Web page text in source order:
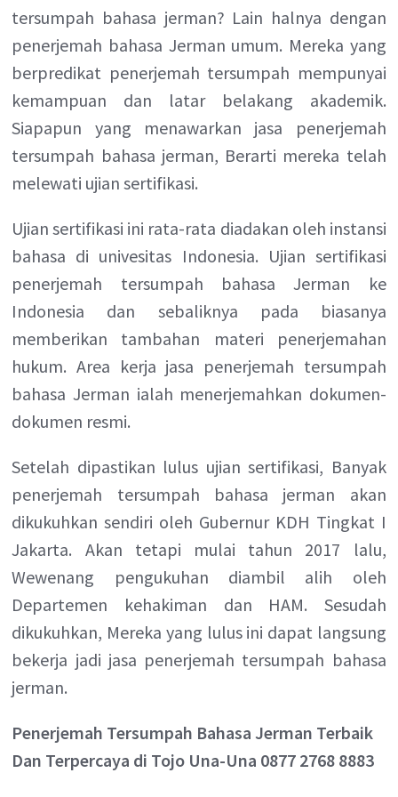
tersumpah bahasa jerman? Lain halnya dengan
penerjemah bahasa Jerman umum. Mereka yang
berpredikat penerjemah tersumpah mempunyai
kemampuan dan latar belakang akademik.
Siapapun yang menawarkan jasa penerjemah
tersumpah bahasa jerman, Berarti mereka telah
melewati ujian sertifikasi.
Ujian sertifikasi ini rata-rata diadakan oleh instansi
bahasa di univesitas Indonesia. Ujian sertifikasi
penerjemah tersumpah bahasa Jerman ke
Indonesia dan sebaliknya pada biasanya
memberikan tambahan materi penerjemahan
hukum. Area kerja jasa penerjemah tersumpah
bahasa Jerman ialah menerjemahkan dokumen-
dokumen resmi.
Setelah dipastikan lulus ujian sertifikasi, Banyak
penerjemah tersumpah bahasa jerman akan
dikukuhkan sendiri oleh Gubernur KDH Tingkat I
Jakarta. Akan tetapi mulai tahun 2017 lalu,
Wewenang pengukuhan diambil alih oleh
Departemen kehakiman dan HAM. Sesudah
dikukuhkan, Mereka yang lulus ini dapat langsung
bekerja jadi jasa penerjemah tersumpah bahasa
jerman.
Penerjemah Tersumpah Bahasa Jerman Terbaik
Dan Terpercaya di Tojo Una-Una 0877 2768 8883